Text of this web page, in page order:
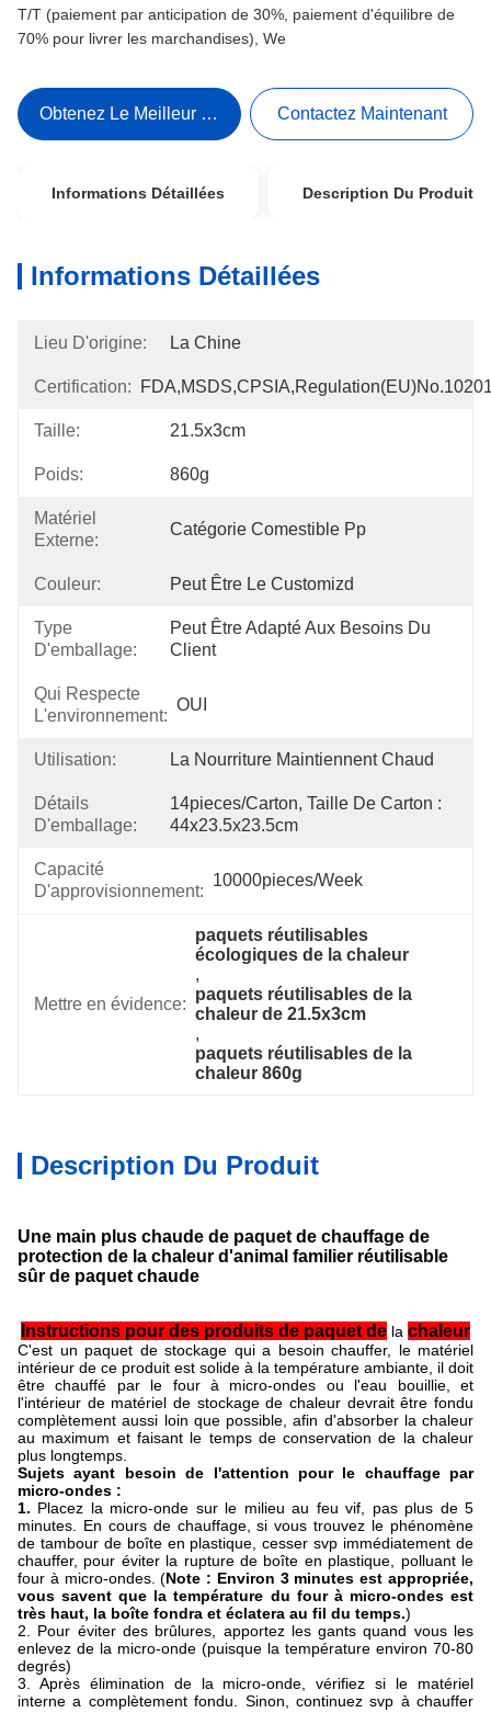
T/T (paiement par anticipation de 30%, paiement d'équilibre de
70% pour livrer les marchandises), We
Obtenez Le Meilleur Prix Contactez Maintenant
Informations Détaillées Description Du Produit
Informations Détaillées
Lieu D'origine: La Chine
Certification:
Taille: 21.5x3cm
Poids: 860g
Matériel
Externe:
Catégorie Comestible Pp
Couleur: Peut Être Le Customizd
Type
D'emballage:
Peut Être Adapté Aux Besoins Du
Client
Qui Respecte
L'environnement:
OUI
Utilisation: La Nourriture Maintiennent Chaud
Détails
D'emballage:
14pieces/carton, Taille De Carton :
44x23.5x23.5cm
Capacité
D'approvisionnement:
10000pieces/week
Mettre en évidence:
paquets réutilisables
écologiques de la chaleur
,
paquets réutilisables de la
chaleur de 21.5x3cm
,
paquets réutilisables de la
chaleur 860g
Description Du Produit
Une main plus chaude de paquet de chauffage de
protection de la chaleur d'animal familier réutilisable
sûr de paquet chaude
Instructions pour des produits de paquet de la chaleur
C'est un paquet de stockage qui a besoin chauffer, le matériel
intérieur de ce produit est solide à la température ambiante, il doit
être chauffé par le four à micro-ondes ou l'eau bouillie, et
l'intérieur de matériel de stockage de chaleur devrait être fondu
complètement aussi loin que possible, afin d'absorber la chaleur
au maximum et faisant le temps de conservation de la chaleur
plus longtemps.
Sujets ayant besoin de l'attention pour le chauffage par
micro-ondes :
1. Placez la micro-onde sur le milieu au feu vif, pas plus de 5
minutes. En cours de chauffage, si vous trouvez le phénomène
de tambour de boîte en plastique, cesser svp immédiatement de
chauffer, pour éviter la rupture de boîte en plastique, polluant le
four à micro-ondes. (Note : Environ 3 minutes est appropriée,
vous savent que la température du four à micro-ondes est
très haut, la boîte fondra et éclatera au fil du temps.)
2. Pour éviter des brûlures, apportez les gants quand vous les
enlevez de la micro-onde (puisque la température environ 70-80
degrés)
3. Après élimination de la micro-onde, vérifiez si le matériel
interne a complètement fondu. Sinon, continuez svp à chauffer